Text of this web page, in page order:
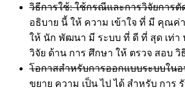
วิธีการใช้: ใช้กรณีและการวิจัยการตั
อธิบาย นี้ ให้ ความ เข้าใจ ที่ มี คุณค่
ให้ นัก พัฒนา มี ระบบ ที่ ดี ที่ สุด เท่า
วิจัย ด้าน การ ศึกษา ให้ ตรวจ สอบ วิ
โอกาสสําหรับการออกแบบระบบใน
ขยาย ความ เป็น ไป ได้ สําหรับ การ